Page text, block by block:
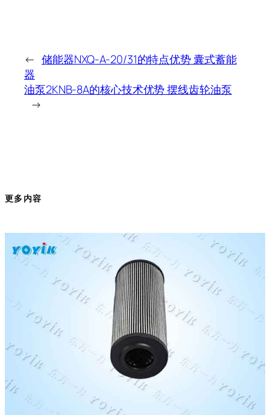
← 储能器NXQ-A-20/31的特点优势 囊式蓄能
器
油泵2KNB-8A的核心技术优势 摆线齿轮油泵
→
更多内容